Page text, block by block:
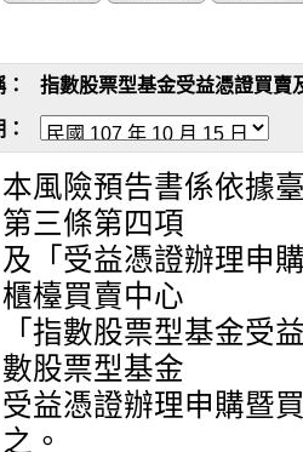
指數股票型基金受益憑證買賣
本風險預告書係依據
第三條第四項
及「受益憑證辦理申
櫃檯買賣中心
「指數股票型基金受
數股票型基金
受益憑證辦理申購暨
之。